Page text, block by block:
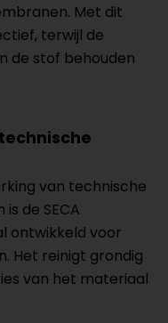
Met dit
terwijl de
de stof behouden
van technische
de SECA
ontwikkeld voor
Het reinigt grondig
van het materiaal